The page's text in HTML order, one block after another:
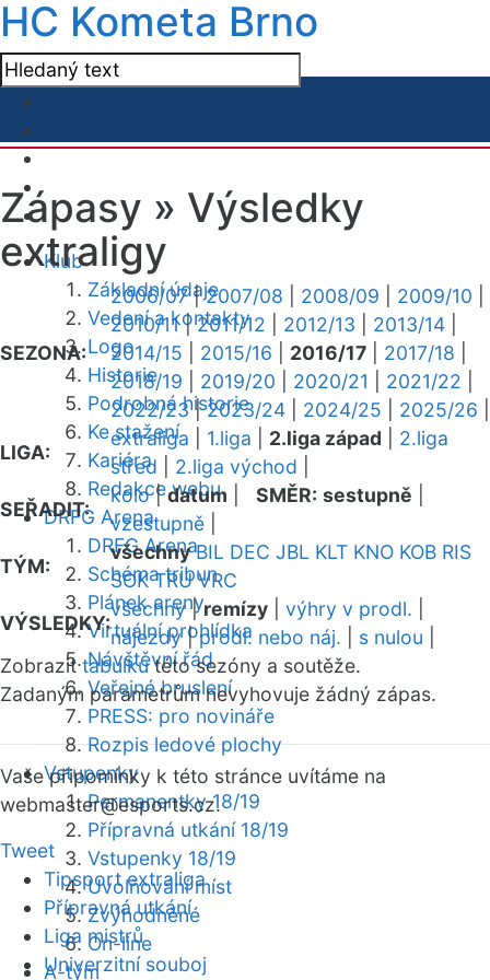
HC Kometa Brno
Klub
Základní údaje
Vedení a kontakty
Logo
Historie
Podrobná historie
Ke stažení
Kariéra
Redakce webu
DRFG Arena
DRFG Arena
Schéma tribun
Plánek areny
Virtuální prohlídka
Návštěvní řád
Veřejné bruslení
PRESS: pro novináře
Rozpis ledové plochy
Vstupenky
Permanentky 18/19
Přípravná utkání 18/19
Vstupenky 18/19
Uvolňování míst
Zvýhodněné
On-line
A-tým
Zápasy » Výsledky
extraligy
SEZONA:
2006/07|2007/08 2008/09 2009/10
2010/11|2011/12 2012/13 2013/14
2014/15
2015/16 2016/17 2017/18
2018/19
2019/20 2020/21 2021/22
2022/23|2023/24 2024/25 2025/26
LIGA:
extraliga 1.liga 2.liga západ
2.liga
střed
2.liga východ
SEŘADIT:
kolo|datum SMĚR: sestupně
vzestupně
TÝM:
všechny BIL DEC JBL KLT KNO KOB RIS
SOK TRU VRC
VÝSLEDKY:
všechny|remízy výhry v prodl.
nájezdy|prodl. nebo náj. s nulou
Zobrazittabulkutéto sezóny a soutěže.
Zadaným parametrům nevyhovuje žádný zápas.
Vaše připomínky k této stránce uvítáme na
webmaster@esports.cz.
Tweet
Tipsport extraliga
Přípravná utkání
Liga mistrů
Univerzitní souboj